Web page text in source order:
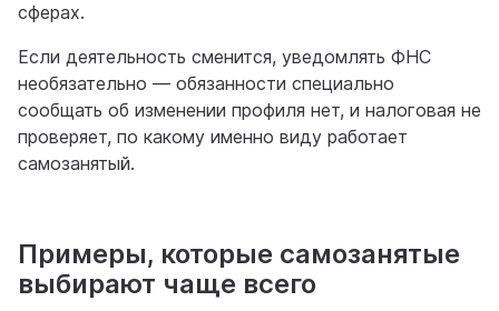
сферах.
Если деятельность сменится, уведомлять ФНС
необязательно — обязанности специально
сообщать об изменении профиля нет, и налоговая не
проверяет, по какому именно виду работает
самозанятый.
Примеры, которые самозанятые
выбирают чаще всего